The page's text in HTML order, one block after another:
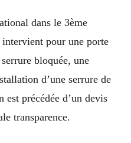
dans le 3ème
pour une porte
bloquée, une
d’une serrure de
précédée d’un devis
transparence.